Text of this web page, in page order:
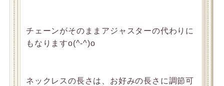
チェーンがそのままアジャスターの代わりに
もなりますo(^-^)o
ネックレスの長さは、お好みの長さに調節可